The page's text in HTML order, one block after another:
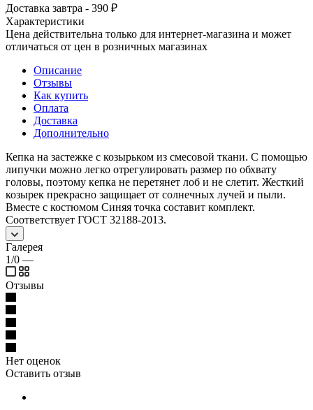
Доставка завтра - 390 ₽
Характеристики
Цена действительна только для интернет-магазина и может
отличаться от цен в розничных магазинах
Описание
Отзывы
Как купить
Оплата
Доставка
Дополнительно
Кепка на застежке с козырьком из смесовой ткани. С помощью
липучки можно легко отрегулировать размер по обхвату
головы, поэтому кепка не перетянет лоб и не слетит. Жесткий
козырек прекрасно защищает от солнечных лучей и пыли.
Вместе с костюмом Синяя точка составит комплект.
Соответствует ГОСТ 32188-2013.
Галерея
1/0 —
Отзывы
Нет оценок
Оставить отзыв